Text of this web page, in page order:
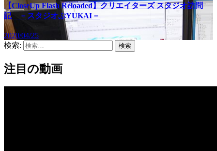
【CloseUp Flash Reloaded】クリエイターズ スタジオ訪問
記 －スタジオぷYUKAI－
2020/04/25
検索:
注目の動画